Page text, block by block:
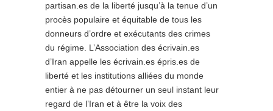
partisan.es de la liberté jusqu’à la tenue d’un
procès populaire et équitable de tous les
donneurs d’ordre et exécutants des crimes
du régime. L’Association des écrivain.es
d’Iran appelle les écrivain.es épris.es de
liberté et les institutions alliées du monde
entier à ne pas détourner un seul instant leur
regard de l’Iran et à être la voix des